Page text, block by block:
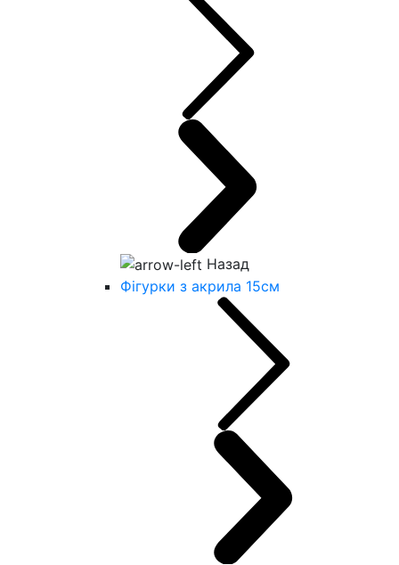
Назад
Фігурки з акрила 15см